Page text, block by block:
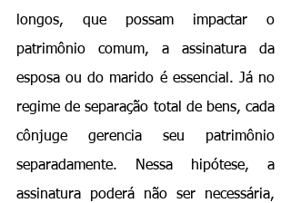
longos, que possam impactar o
patrimônio comum, a assinatura da
esposa ou do marido é essencial. Já no
regime de separação total de bens, cada
cônjuge gerencia seu patrimônio
separadamente. Nessa hipótese, a
assinatura poderá não ser necessária,